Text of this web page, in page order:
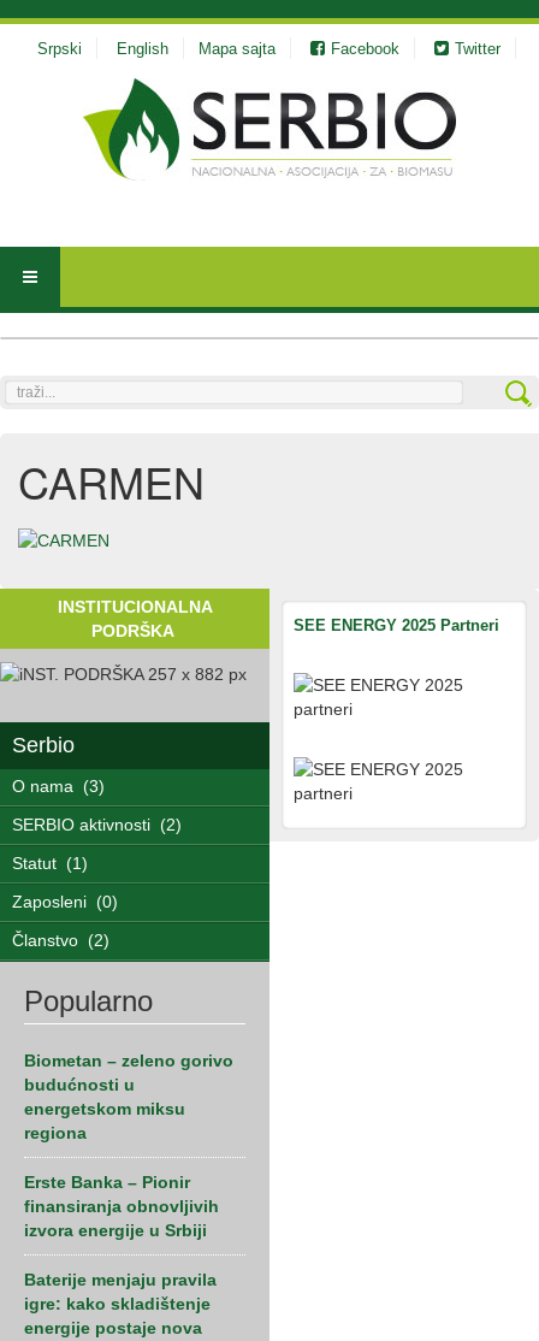
Srpski English Mapa sajta Facebook Twitter
traži...
CARMEN
INSTITUCIONALNA
PODRŠKA
Serbio
O nama (3)
SERBIO aktivnosti (2)
Statut (1)
Zaposleni (0)
Članstvo (2)
Popularno
Biometan – zeleno gorivo
budućnosti u
energetskom miksu
regiona
Erste Banka – Pionir
finansiranja obnovljivih
izvora energije u Srbiji
Baterije menjaju pravila
igre: kako skladištenje
energije postaje nova
SEE ENERGY 2025 Partneri